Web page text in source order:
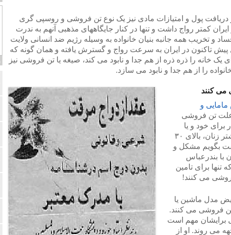
دریافت پول و امتیازات مادی نیز یک نوع تن فروشی و روسپی گری
کمتر رواج داشت و تنها در کنار جایگاههای مذهبی آنهم به ندرت
و تخریب همه جانبه بنیان خانواده به وسیله رژیم ضد انسانی ولایت
عوامل آن، از ۳۷ سال پیش تاکنون در ایران به سرعت رواج و گسترش یافته و همان گونه که
خانه را ذره ذره از هم جدا و نابود می کند، صیغه یا تن فروشی نیز
را از هم جدا و نابود می سازد.
می کنند
و
تن فروشی
برای خود و یا
همسر می داند و می گوید: بیشتر زنان، بالای ۳۰
بگویم مشکل و
با بندرعباس
تنها برای تامین
می کنند!
مدل ماشین یا
تن فروشی می کنند.
برایشان مهم است
می روند. او از